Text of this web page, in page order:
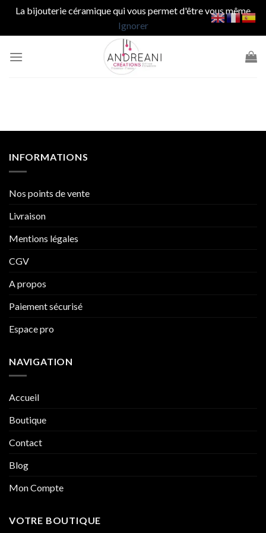
La bijouterie céramique qui vous permet d'être vous même
Ignorer
INFORMATIONS
Nos points de vente
Livraison
Mentions légales
CGV
A propos
Paiement sécurisé
Espace pro
NAVIGATION
Accueil
Boutique
Contact
Blog
Mon Compte
VOTRE BOUTIQUE